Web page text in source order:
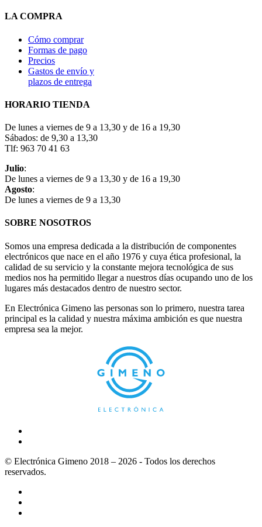
LA COMPRA
Cómo comprar
Formas de pago
Precios
Gastos de envío y
plazos de entrega
HORARIO TIENDA
De lunes a viernes de 9 a 13,30 y de 16 a 19,30
Sábados: de 9,30 a 13,30
Tlf: 963 70 41 63
Julio:
De lunes a viernes de 9 a 13,30 y de 16 a 19,30
Agosto:
De lunes a viernes de 9 a 13,30
SOBRE NOSOTROS
Somos una empresa dedicada a la distribución de componentes
electrónicos que nace en el año 1976 y cuya ética profesional, la
calidad de su servicio y la constante mejora tecnológica de sus
medios nos ha permitido llegar a nuestros días ocupando uno de los
lugares más destacados dentro de nuestro sector.
En Electrónica Gimeno las personas son lo primero, nuestra tarea
principal es la calidad y nuestra máxima ambición es que nuestra
empresa sea la mejor.
© Electrónica Gimeno 2018 – 2026 - Todos los derechos
reservados.